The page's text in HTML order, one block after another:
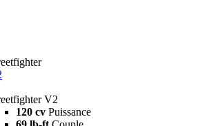
V2
120 cv Puissance